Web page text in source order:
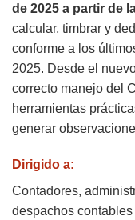
de 2025 a partir de
calcular, timbrar y
conforme a los
2025. Desde el
correcto manejo del
herramientas
generar
Dirigido a:
Contadores,
despachos